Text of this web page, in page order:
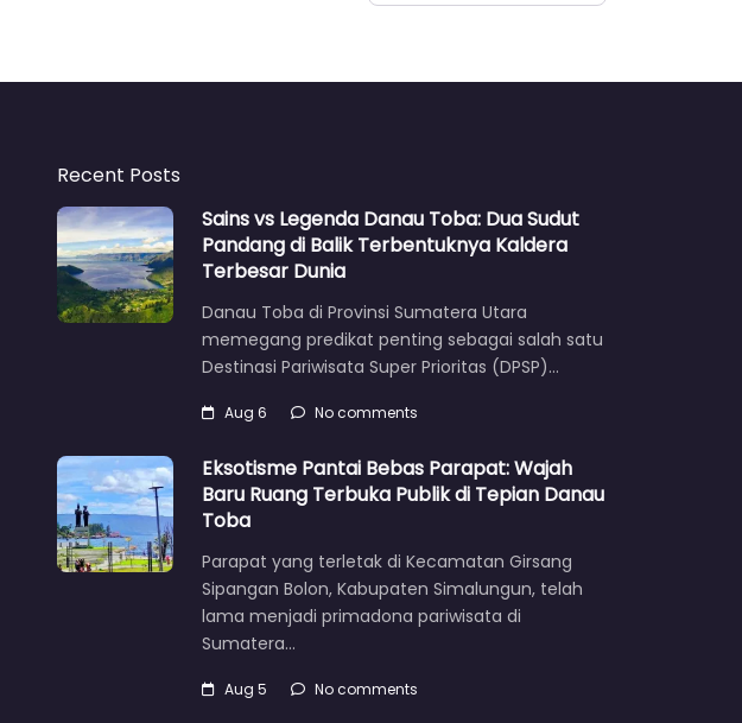
Recent Posts
Sains vs Legenda Danau Toba: Dua Sudut
Pandang di Balik Terbentuknya Kaldera
Terbesar Dunia
Danau Toba di Provinsi Sumatera Utara
memegang predikat penting sebagai salah satu
Destinasi Pariwisata Super Prioritas (DPSP)…
Aug 6 No comments
Eksotisme Pantai Bebas Parapat: Wajah
Baru Ruang Terbuka Publik di Tepian Danau
Toba
Parapat yang terletak di Kecamatan Girsang
Sipangan Bolon, Kabupaten Simalungun, telah
lama menjadi primadona pariwisata di
Sumatera…
Aug 5 No comments